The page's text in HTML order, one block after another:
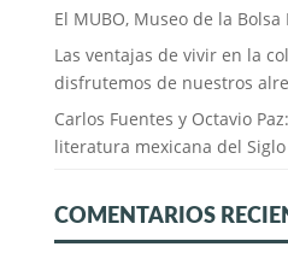
El MUBO, Museo de la
Las ventajas de vivir en la
disfrutemos de nuestros
Carlos Fuentes y Octavio
literatura mexicana del Siglo
COMENTARIOS